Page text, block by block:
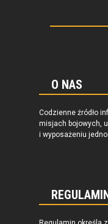
O NAS
Codzienne źródło
misjach bojowych,
i wyposażeniu